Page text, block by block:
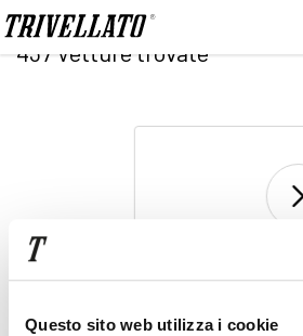
Questo sito web utilizza i cookie
Home Ricerca
437Vetture trovate
Prezzo Rata